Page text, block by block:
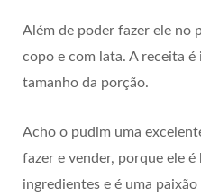
Além de poder fazer ele no
copo e com lata. A receita é
tamanho da porção.
Acho o pudim uma
fazer e vender, porque ele
ingredientes e é uma paixão